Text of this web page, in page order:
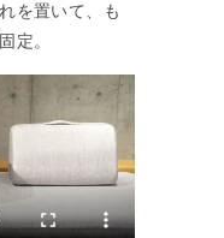
を置いて、も
定。